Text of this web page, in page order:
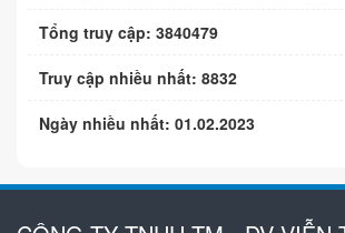
Tổng truy cập: 3840479
Truy cập nhiều nhất: 8832
Ngày nhiều nhất: 01.02.2023